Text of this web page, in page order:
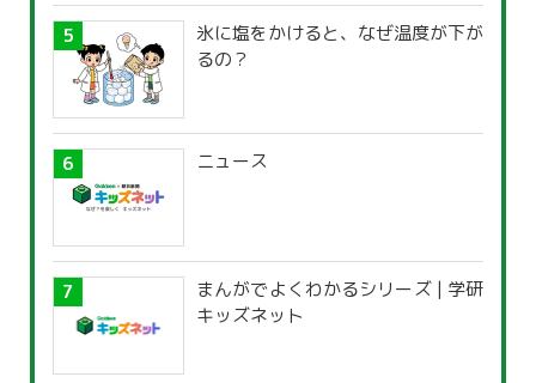
氷に塩をかけると、なぜ温度が下が
るの？
ニュース
まんがでよくわかるシリーズ | 学研
キッズネット